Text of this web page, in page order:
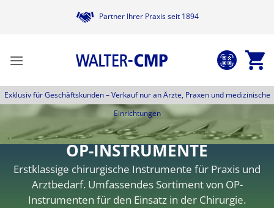
Partner Ihrer Praxis seit 1894
Exklusiv für Geschäftskunden –Verkauf nur an Ärzte, Praxen und medizinische
Einrichtungen
OP-INSTRUMENTE
Erstklassige chirurgische Instrumente für Praxis und
Arztbedarf. Umfassendes Sortiment von OP-
Instrumenten für den Einsatz in der Chirurgie.